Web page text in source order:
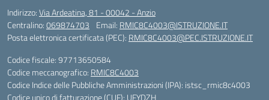
Indirizzo:Via Ardeatina, 81 - 00042 - Anzio
Centralino:069874703 Email: RMIC8C4003@ISTRUZIONE.IT
Posta elettronica certificata (PEC): RMIC8C4003@PEC.ISTRUZIONE.IT
Codice fiscale: 97713650584
Codice meccanografico: RMIC8C4003
Codice Indice delle Pubbliche Amministrazioni (IPA): istsc_rmic8c4003
Codice unico di fatturazione (CUF): UFYDZH